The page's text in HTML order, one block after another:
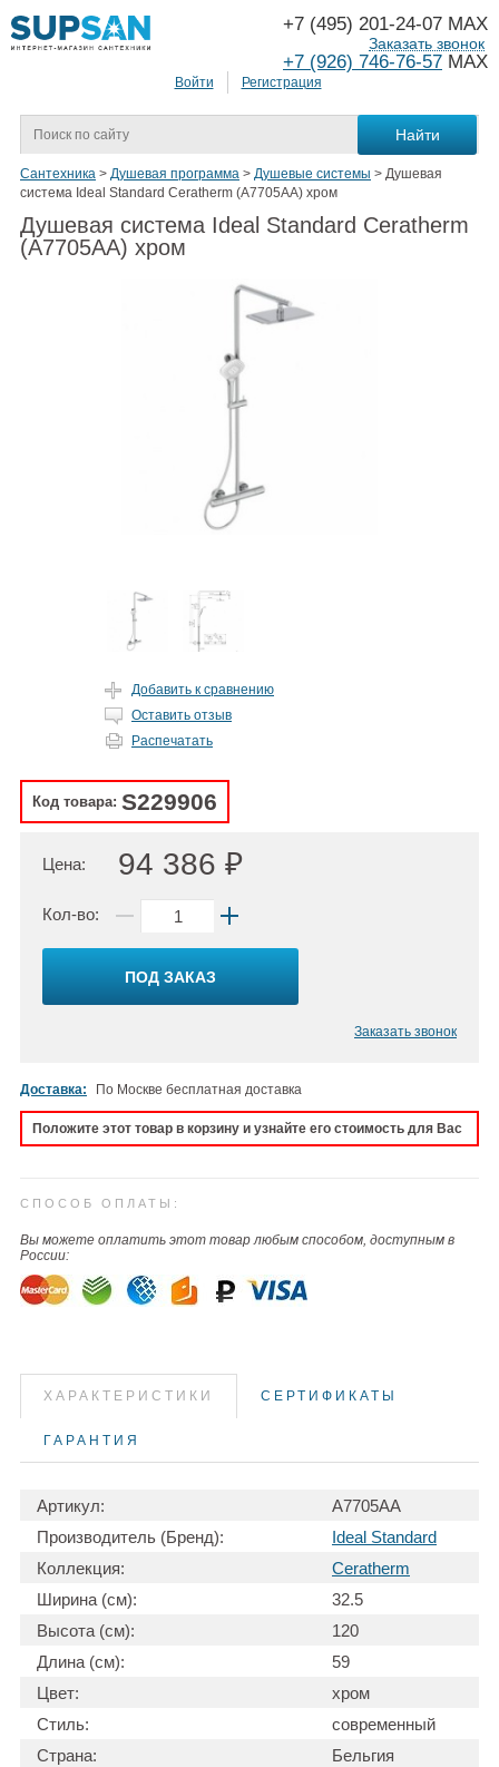
Войти Регистрация
+7 (495) 201-24-07 MAX
+7 (926) 746-76-57 MAX
Заказать звонок
Сантехника > Душевая программа > Душевые системы > Душевая
система Ideal Standard Ceratherm (A7705AA) хром
Душевая система Ideal Standard Ceratherm
(A7705AA) хром
Добавить к сравнению
Оставить отзыв
Распечатать
Код товара: S229906
Цена: 94 386 ₽
Кол-во:
ПОД ЗАКАЗ
Заказать звонок
Доставка: По Москве бесплатная доставка
Положите этот товар в корзину и узнайте его стоимость для Вас
СПОСОБ ОПЛАТЫ:
Вы можете оплатить этот товар любым способом, доступным в
России:
ХАРАКТЕРИСТИКИ СЕРТИФИКАТЫ
ГАРАНТИЯ
Артикул:
A7705AA
Производитель (Бренд):
Ideal Standard
Коллекция:
Ceratherm
Ширина (см):
32.5
Высота (см):
120
Длина (см):
59
Цвет:
хром
Стиль:
современный
Страна:
Бельгия